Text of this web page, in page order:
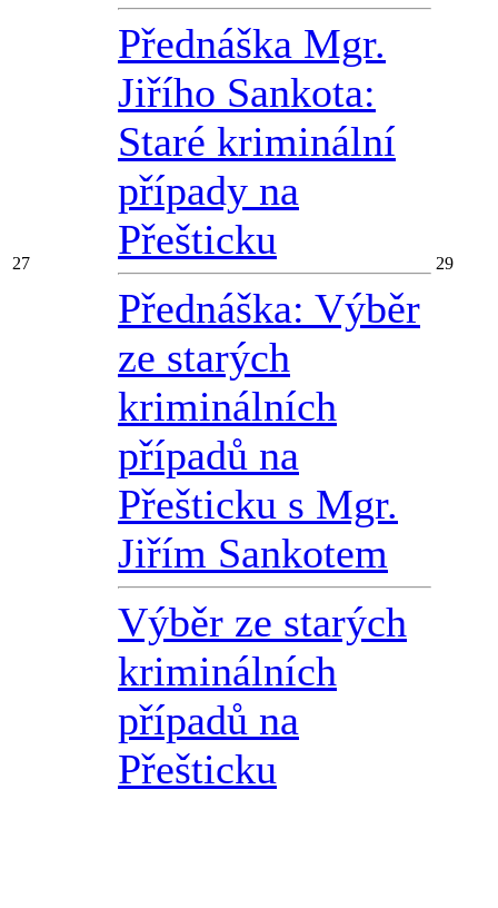
27
Přednáška Mgr.
Jiřího Sankota:
Staré kriminální
případy na
Přešticku
Přednáška: Výběr
ze starých
kriminálních
případů na
Přešticku s Mgr.
Jiřím Sankotem
Výběr ze starých
kriminálních
případů na
Přešticku
29